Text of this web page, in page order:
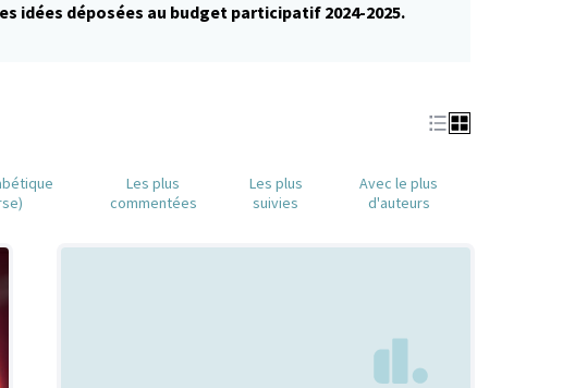
idées déposées au budget participatif 2024-2025.
Les plus
commentées
Les plus
suivies
Avec le plus
d'auteurs